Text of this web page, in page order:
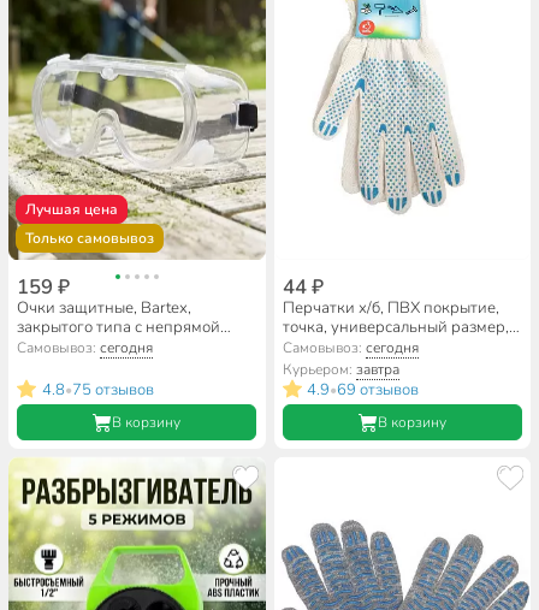
Лучшая цена
Только самовывоз
159 ₽
Очки защитные, Bartex,
закрытого типа с непрямой
вентиляцией, 1341103
Самовывоз:сегодня
4.8•75 отзывов
В корзину
44 ₽
Перчатки х/б, ПВХ покрытие,
точка, универсальный размер,
7.5 класс вязки, 4 нити, белая
основа, утолщенные,
европодвес
Самовывоз: сегодня
Курьером: завтра
4.9•69 отзывов
В корзину